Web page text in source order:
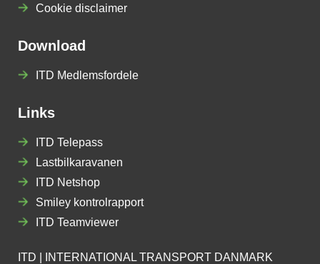
Cookie disclaimer
Download
ITD Medlemsfordele
Links
ITD Telepass
Lastbilkaravanen
ITD Netshop
Smiley kontrolrapport
ITD Teamviewer
ITD | INTERNATIONAL TRANSPORT DANMARK